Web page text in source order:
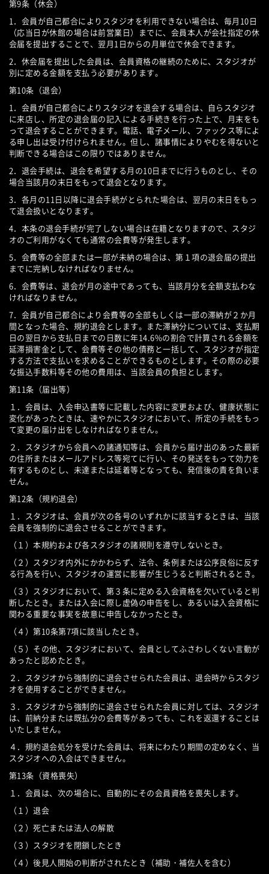
第9条（休会）
1．会員が自己都合によりスタジオを利用できない場合は、毎月10日
（応当日が休館の場合は前営業日）までに、会員本人が会社指定の休
会届を提出することで、翌月1日からの月単位で休会できます。
2．休会届を提出した会員は、会員資格の継続のために、スタジオが
別に定める金額を支払う必要があります。
第10条（退会）
1．会員が自己都合によりスタジオを退会する場合は、自らスタジオ
に来店し、所定の退会届の記入による手続きを行った上で、月末をも
って退会することができます。電話、電子メール、ファックス等によ
る申し出は受け付けられません。但し、諸事情によりやむを得ないと
判断できる場合はこの限りではありません。
2．退会手続は、退会を希望する月の10日までに行うものとし、その
場合当該月の末日をもって退会となります。
3．各月の11日以降に退会手続がとられた場合は、翌月の末日をもっ
て退会扱いとなります。
4．本条の退会手続が完了しない場合は在籍となりますので、スタジ
オのご利用がなくても通常の会費等が発生します。
5．会費等の全部または一部が未納の場合は、第１項の退会届の提出
までに完納しなければなりません。
6．会費等は、退会が月の途中であっても、当該月分を全額支払わな
ければなりません。
7．会員が自己都合により会費等の全部もしくは一部の滞納が２か月
間となった場合、規約退会とします。また滞納分については、支払期
日の翌日から支払日までの日数に年14.6%の割合で計算される金額を
延滞損害金として、会費等その他の債務と一括して、スタジオが指定
する方法で支払いを求めることができるものとします。その際の必要
な振込手数料等その他の費用は、当該会員の負担とします。
第11条（届出等）
１．会員は、入会申込書等に記載した内容に変更および、健康状態に
変化があったときは、速やかにスタジオにおいて、所定の手続をもっ
て変更の届け出をしなければなりません。
２．スタジオから会員への諸通知等は、会員から届け出のあった最新
の住所またはメールアドレス等宛てに行い、その発送をもって効力を
有するものとし、未達または延着等となっても、発信後の責を負いま
せん。
第12条（規約退会）
１．スタジオは、会員が次の各号のいずれかに該当するときは、当該
会員を強制的に退会させることができます。
（１）本規約および各スタジオの諸規則を遵守しないとき。
（２）スタジオ内外にかかわらず、法令、条例または公序良俗に反す
る行為を行い、スタジオの運営に影響が生じうると判断されるとき。
（３）スタジオにおいて、第３条に定める入会資格を欠いていると判
断したとき。または入会に際し虚偽の申告をし、あるいは入会資格に
関わる重要な事実を故意に申告しなかったとき。
（４）第10条第7項に該当したとき。
（５）その他、スタジオにおいて、会員としてふさわしくない言動が
あったと認めたとき。
２．スタジオから強制的に退会させられた会員は、退会時からスタジ
オを使用することができません。
３．スタジオから強制的に退会させられた会員に対しては、スタジオ
は、前納分または既払分の会費等があっても、これを返還することは
いたしません。
４．規約退会処分を受けた会員は、将来にわたり期間の定めなく、当
スタジオへの入会はできません。
第13条（資格喪失）
１．会員は、次の場合に、自動的にその会員資格を喪失します。
（１）退会
（２）死亡または法人の解散
（３）スタジオを閉鎖したとき
（４）後見人開始の判断がされたとき（補助・補佐人を含む）